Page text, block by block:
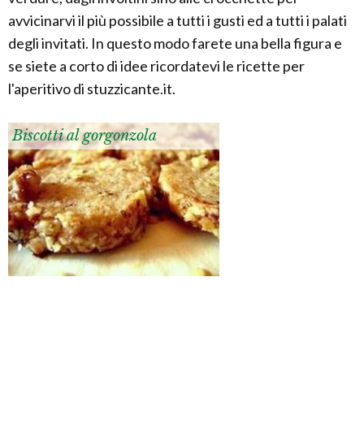
avvicinarvi il più possibile a tutti i gusti ed a tutti i palati
degli invitati. In questo modo farete una bella figura e
se siete a corto di idee ricordatevi le ricette per
l'aperitivo di stuzzicante.it.
Biscotti al gorgonzola